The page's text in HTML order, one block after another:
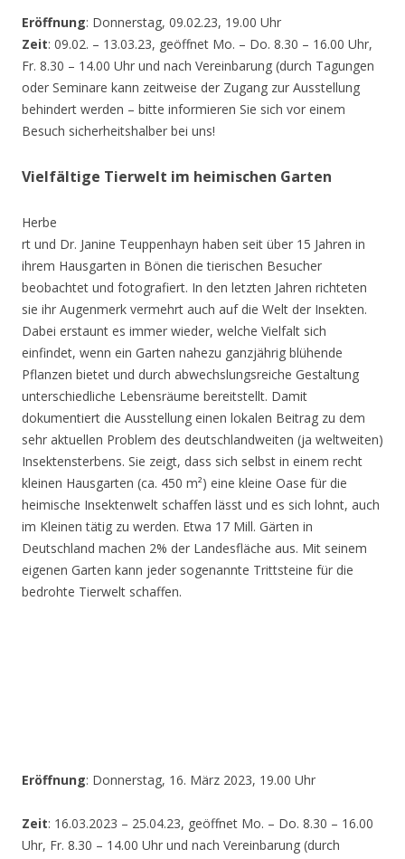
Eröffnung: Donnerstag, 09.02.23, 19.00 Uhr
Zeit: 09.02. – 13.03.23, geöffnet Mo. – Do. 8.30 – 16.00 Uhr,
Fr. 8.30 – 14.00 Uhr und nach Vereinbarung (durch Tagungen
oder Seminare kann zeitweise der Zugang zur Ausstellung
behindert werden – bitte informieren Sie sich vor einem
Besuch sicherheitshalber bei uns!
Vielfältige Tierwelt im heimischen Garten
Herbe
rt und Dr. Janine Teuppenhayn haben seit über 15 Jahren in
ihrem Hausgarten in Bönen die tierischen Besucher
beobachtet und fotografiert. In den letzten Jahren richteten
sie ihr Augenmerk vermehrt auch auf die Welt der Insekten.
Dabei erstaunt es immer wieder, welche Vielfalt sich
einfindet, wenn ein Garten nahezu ganzjährig blühende
Pflanzen bietet und durch abwechslungsreiche Gestaltung
unterschiedliche Lebensräume bereitstellt. Damit
dokumentiert die Ausstellung einen lokalen Beitrag zu dem
sehr aktuellen Problem des deutschlandweiten (ja weltweiten)
Insektensterbens. Sie zeigt, dass sich selbst in einem recht
kleinen Hausgarten (ca. 450 m²) eine kleine Oase für die
heimische Insektenwelt schaffen lässt und es sich lohnt, auch
im Kleinen tätig zu werden. Etwa 17 Mill. Gärten in
Deutschland machen 2% der Landesfläche aus. Mit seinem
eigenen Garten kann jeder sogenannte Trittsteine für die
bedrohte Tierwelt schaffen.
Eröffnung: Donnerstag, 16. März 2023, 19.00 Uhr
Zeit: 16.03.2023 – 25.04.23, geöffnet Mo. – Do. 8.30 – 16.00
Uhr, Fr. 8.30 – 14.00 Uhr und nach Vereinbarung (durch